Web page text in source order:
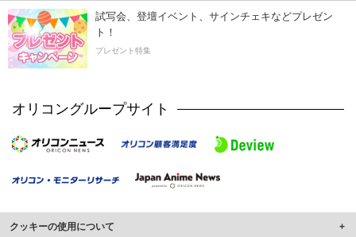
試写会、登壇イベント、サインチェキなどプレゼン
ト！
プレゼント特集
オリコングループサイト
クッキーの使用について